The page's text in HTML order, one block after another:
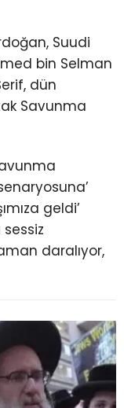
Suudi
bin Selman
dün
Savunma
geldi’
daralıyor,